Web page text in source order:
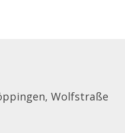
Wolfstraße